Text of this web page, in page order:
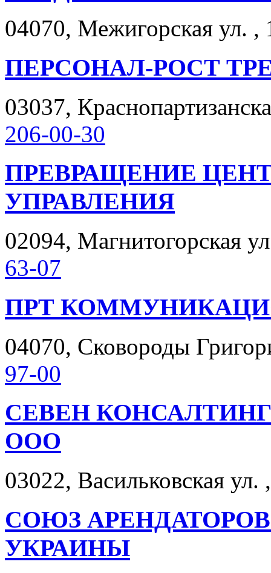
04070, Межигорская ул. ,
ПЕРСОНАЛ-РОСТ
03037,
206-00-30
ПРЕВРАЩЕНИЕ
УПРАВЛЕНИЯ
02094, Магнитогорская
63-07
ПРТ
04070, Сковороды
97-00
СЕВЕН
ООО
03022, Васильковская
СОЮЗ
УКРАИНЫ